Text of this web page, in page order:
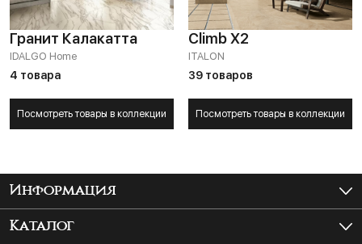
Гранит Калакатта
IDALGO Home
4 товара
Посмотреть товары в коллекции
Climb X2
ITALON
39 товаров
Посмотреть товары в коллекции
Информация
Как купить?
Каталог